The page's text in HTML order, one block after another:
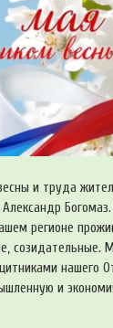
и труда
регионе
созидательные.
нашего
и